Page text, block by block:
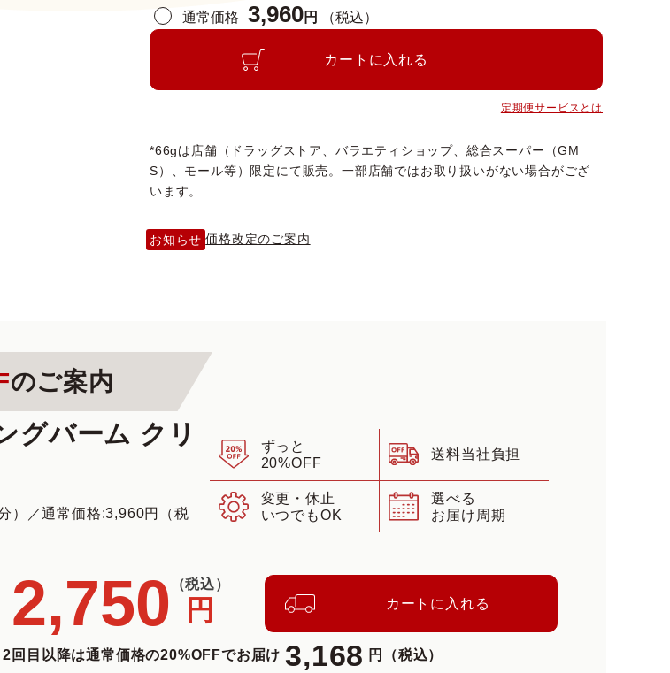
通常価格 3,960円 （税込）
カートに入れる
定期便サービスとは
*66gは店舗（ドラッグストア、バラエティショップ、総合スーパー（GM
S）、モール等）限定にて販売。一部店舗ではお取り扱いがない場合がござ
います。
お知らせ 価格改定のご案内
のご案内
グバーム クリ
） ／通常価格:3,960円（税
ずっと
20%OFF
送料当社負担
変更・休止
いつでもOK
選べる
お届け周期
2,750 （税込）
円 カートに入れる
2回目以降は通常価格の20%OFFでお届け 3,168 円（税込）